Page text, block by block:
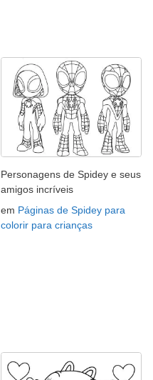
Personagens de Spidey e seus
amigos incríveis
em Páginas de Spidey para
colorir para crianças